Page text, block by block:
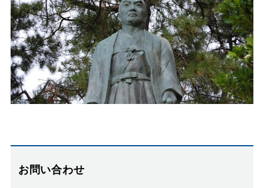
お問い合わせ